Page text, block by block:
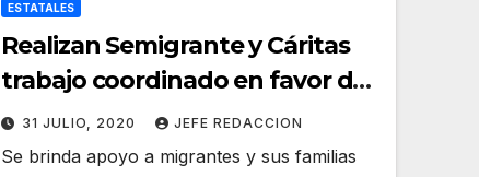
ESTATALES
Realizan Semigrante y Cáritas
trabajo coordinado en favor de
connacionales
31 JULIO, 2020 JEFE REDACCION
Se brinda apoyo a migrantes y sus familias